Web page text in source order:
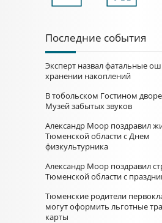
Последние события
Эксперт назвал фатальные
хранении накоплений
В тобольском Гостином
Музей забытых звуков
Александр Моор поздравил
Тюменской области с Днем
физкультурника
Александр Моор поздравил
Тюменской области с
Тюменские родители
могут оформить льготные
карты